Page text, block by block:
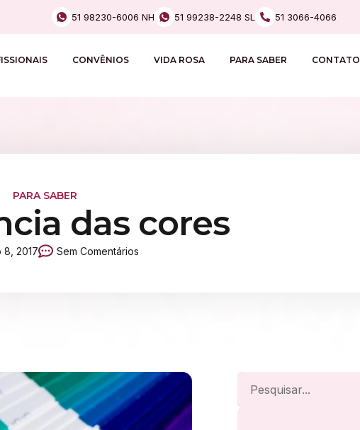
51 98230-6006 NH 51 99238-2248 SL 51 3066-4066
CONVÊNIOS VIDA ROSA PARA SABER CONTATO
PARA SABER
das cores
8, 2017 Sem Comentários